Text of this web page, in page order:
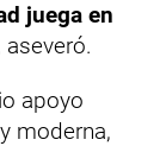
juega en
aseveró.
apoyo
moderna,